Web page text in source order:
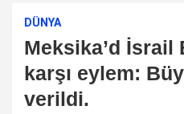
DÜNYA
Meksika’d İsrail
karşı eylem:
verildi.